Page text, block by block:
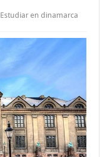
Estudiar en dinamarca